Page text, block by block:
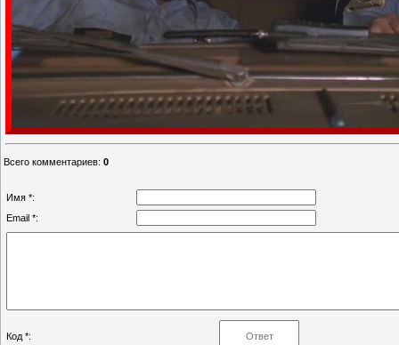
Всего комментариев: 0
Имя *:
Email *:
Код *: